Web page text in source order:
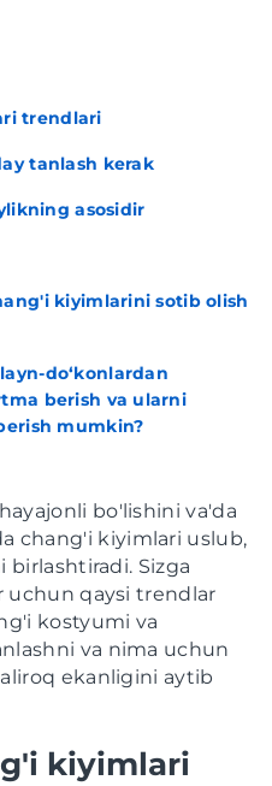
trendlari
tanlash kerak
asosidir
kiyimlarini sotib olish
do‘konlardan
berish va ularni
mumkin?
bo'lishini va'da
chang'i kiyimlari uslub,
Sizga
uchun qaysi trendlar
kostyumi va
va nima uchun
ekanligini aytib
kiyimlari